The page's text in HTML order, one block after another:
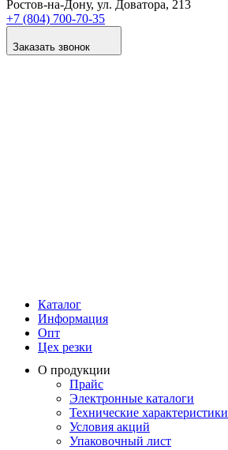
Ростов-на-Дону, ул. Доватора, 213
+7 (804) 700-70-35
Заказать звонок
Каталог
Информация
Опт
Цех резки
О продукции
Прайс
Электронные каталоги
Технические характеристики
Условия акций
Упаковочный лист